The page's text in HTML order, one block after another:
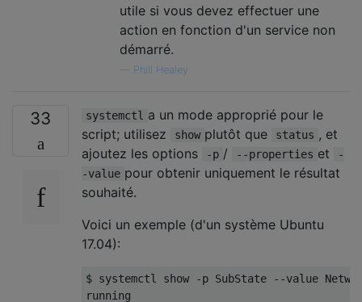
utile si vous devez effectuer une
action en fonction d'un service non
démarré.
Phill Healey
33 systemctl a un mode approprié pour le
script; utilisez
show plutôt que status , et
ajoutez les options
-p / --properties et
-
-value pour obtenir uniquement le résultat
souhaité.
Voici un exemple (d'un système Ubuntu
17.04):
$ systemctl show -p SubState --value
running